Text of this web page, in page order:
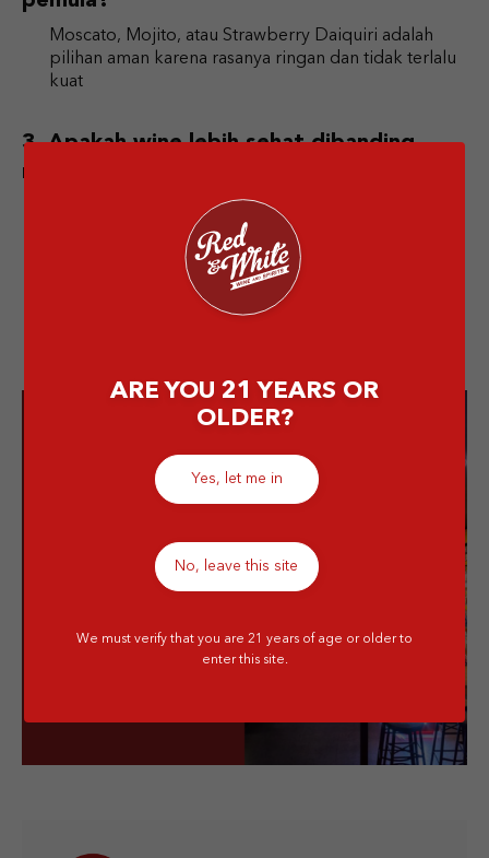
Moscato, Mojito, atau Strawberry Daiquiri adalah
pilihan aman karena rasanya ringan dan tidak terlalu
kuat
Apakah wine lebih sehat dibanding
minuman keras lainnya?
Dalam jumlah moderat, beberapa penelitian
menunjukkan wine merah mengandung antioksidan.
Namun tetap harus dikonsumsi dengan bijak.
Enjoy the best
drinks from
Grab your favorite alcoholic
drink, from wine to whiskey,
ARE YOU 21 YEARS OR
OLDER?
Yes, let me in
No, leave this site
We must verify that you are 21 years of age or older to
enter this site.